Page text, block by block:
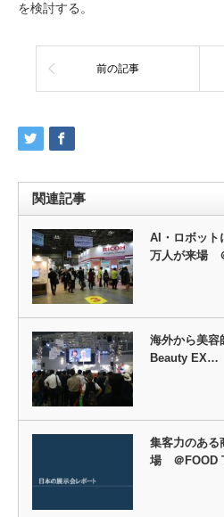
を検討する。
前の記事
関連記事
AI・ロボット
万人が来場
海外から美
Beauty EX…
集客力のある
場 ＠FOOD